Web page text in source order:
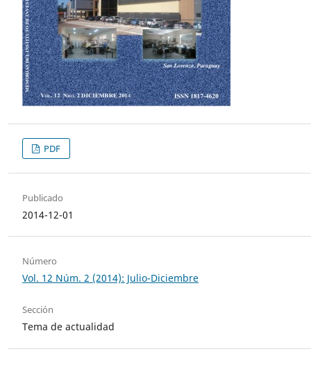
PDF
Publicado
2014-12-01
Número
Vol. 12 Núm. 2 (2014): Julio-Diciembre
Sección
Tema de actualidad